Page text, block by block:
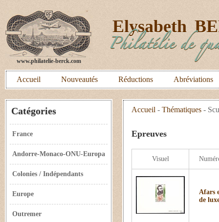
www.philatelie-berck.com
Elysabeth
Philatélie de
Accueil Nouveautés Réductions Abréviations
Catégories
France
Andorre-Monaco-ONU-Europa
Colonies / Indépendants
Europe
Outremer
Accueil - Thématiques -
Epreuves
Visuel
Afars
de